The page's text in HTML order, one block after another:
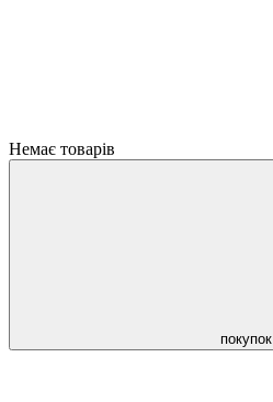
Немає товарів
покупок